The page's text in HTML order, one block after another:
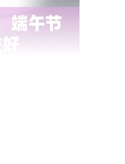
舟手办成为了一种别具意义的
独特文化，还寓意着对受赠者
对受赠者的祝福，又能让他们